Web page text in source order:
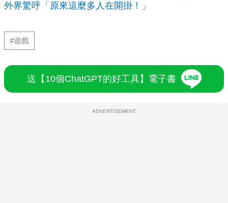
外界驚呼「原來這麼多人在開掛！」
#遊戲
送【10個ChatGPT的好工具】電子書
ADVERTISEMENT